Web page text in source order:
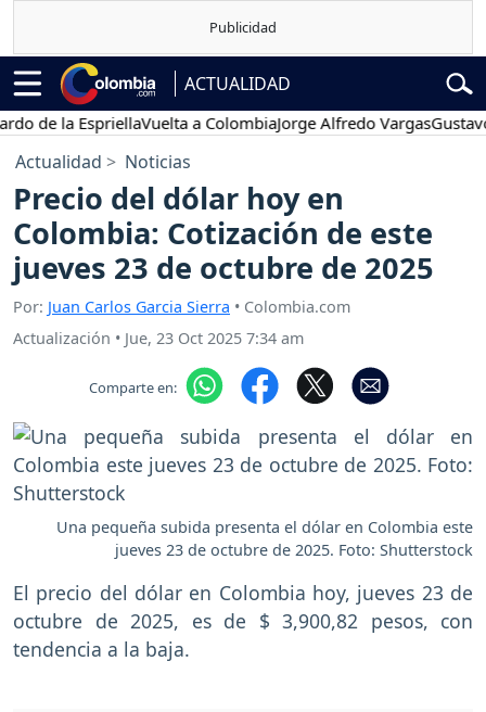
ACTUALIDAD
la EspriellaVuelta a ColombiaJorge Alfredo VargasGustavo
Actualidad Noticias
Precio del dólar hoy en
Colombia: Cotización de este
jueves 23 de octubre de 2025
Por: Juan Carlos Garcia Sierra • Colombia.com
Actualización • Jue, 23 Oct 2025 7:34 am
Comparte en:
Una pequeña subida presenta el dólar en Colombia este
jueves 23 de octubre de 2025. Foto: Shutterstock
El precio del dólar en Colombia hoy, jueves 23 de
octubre de 2025, es de $ 3,900,82 pesos, con
tendencia a la baja.